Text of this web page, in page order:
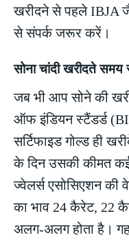
खरीदने से पहले IBJA
से संपर्क जरूर करें।
सोना चांदी खरीदते समय
जब भी आप सोने की
ऑफ इंडियन स्टैंडर्ड
सर्टिफाइड गोल्ड ही
के दिन उसकी कीमत
ज्वेलर्स एसोसिएशन
का भाव 24 कैरेट, 22
अलग-अलग होता है।